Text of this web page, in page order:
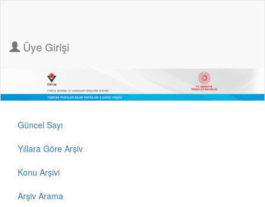
Üye Girişi
Güncel Sayı
Yıllara Göre Arşiv
Konu Arşivi
Arşiv Arama